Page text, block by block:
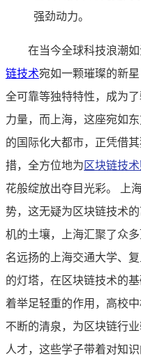
强劲动力。
在当今全球科技浪潮
链技术宛如一颗璀璨的新
全可靠等独特特性，成为
力量，而上海，这座宛如
的国际化大都市，正凭借
措，全方位地为 区块链技
花般绽放出夺目光彩。 上
势，这无疑为区块链技术
机的土壤，上海汇聚了众
名远扬的上海交通大学、
的灯塔，在区块链技术的
着举足轻重的作用，高校
不断的清泉，为区块链行
人才，这些学子带着对知